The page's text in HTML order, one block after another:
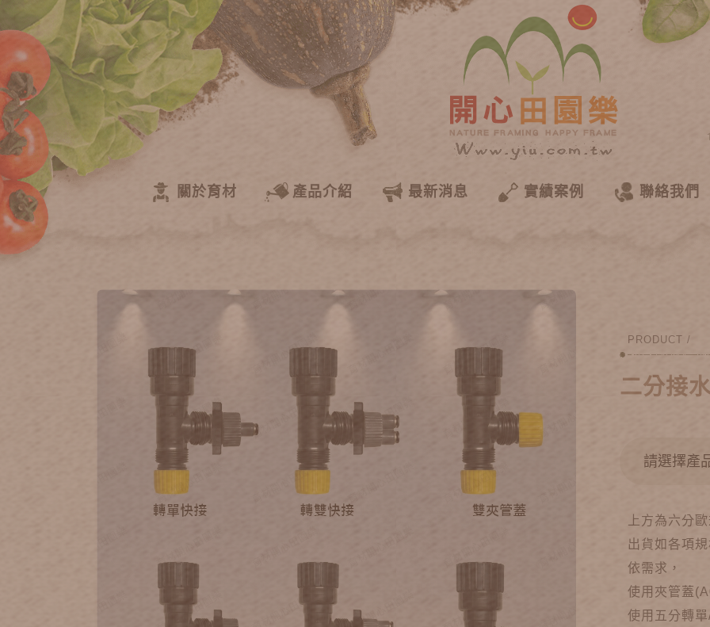
關於育材 產品介紹 最新消息 實績案例 聯絡我們
PRODUCT /
二分接
上方為六分
出貨如各項
依需求，
使用夾管蓋
使用五分轉